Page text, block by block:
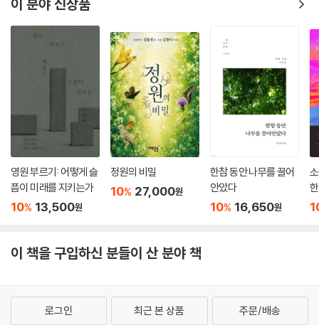
이 분야 신상품
영원 부르기: 어떻게 슬
픔이 미래를 지키는가
10% 13,500원
정원의 비밀
10% 27,000원
한참 동안 나무를 끌어
안았다
10% 16,650원
이 책을 구입하신 분들이 산 분야 책
로그인 최근 본 상품 주문/배송